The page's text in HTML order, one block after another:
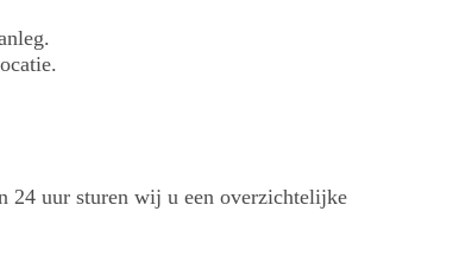
24 uur sturen wij u een overzichtelijke